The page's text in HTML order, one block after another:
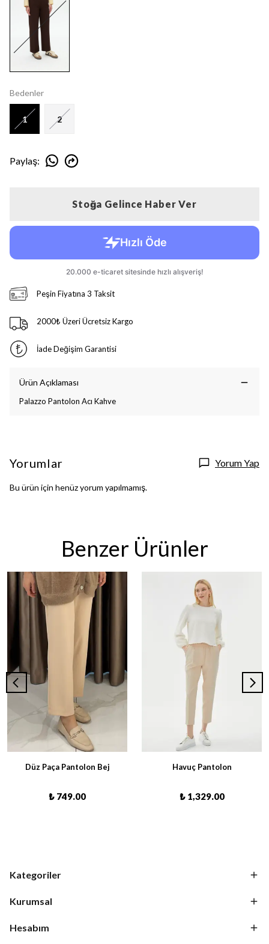
Bedenler
1 2
Paylaş:
Stoğa Gelince Haber Ver
Peşin Fiyatına 3 Taksit
2000₺ Üzeri Ücretsiz Kargo
İade Değişim Garantisi
Ürün Açıklaması
Palazzo Pantolon Acı Kahve
Yorumlar Yorum Yap
Bu ürün için henüz yorum yapılmamış.
Benzer Ürünler
Düz Paça Pantolon Bej
₺ 749.00
Havuç Pantolon
₺ 1,329.00
Kategoriler
Kurumsal
Hesabım